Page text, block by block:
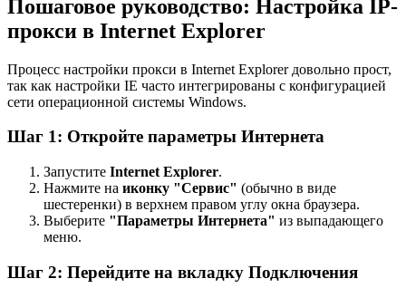
Пошаговое руководство: Настройка IP-
прокси в Internet Explorer
Процесс настройки прокси в Internet Explorer довольно прост,
так как настройки IE часто интегрированы с конфигурацией
сети операционной системы Windows.
Шаг 1: Откройте параметры Интернета
Запустите Internet Explorer.
Нажмите на иконку "Сервис" (обычно в виде
шестеренки) в верхнем правом углу окна браузера.
Выберите "Параметры Интернета" из выпадающего
меню.
Шаг 2: Перейдите на вкладку Подключения